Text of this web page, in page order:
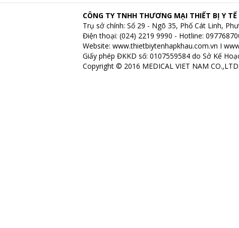
CÔNG TY TNHH THƯƠNG MẠI THIẾT BỊ Y
Trụ sở chính: Số 29 - Ngõ 35, Phố Cát Linh,
Điện thoại: (024) 2219 9990 - Hotline:
Website: www.thietbiytenhapkhau.com.vn I
Giấy phép ĐKKD số: 0107559584 do Sở Kế
Copyright © 2016 MEDICAL VIET NAM